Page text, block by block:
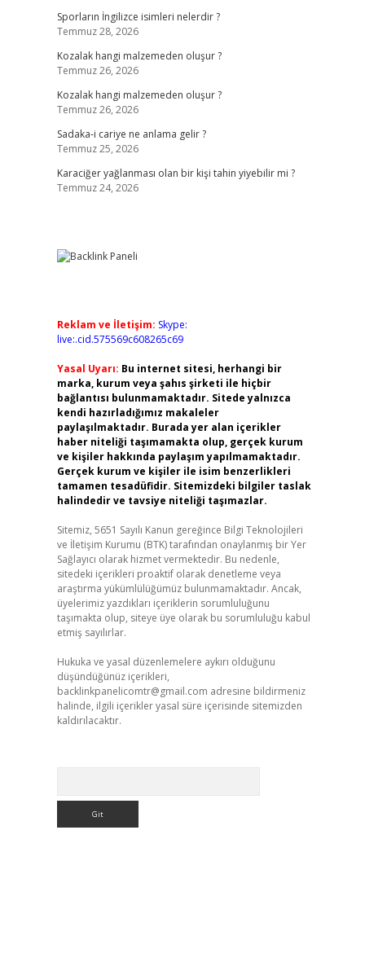
Sporların İngilizce isimleri nelerdir ?
Temmuz 28, 2026
Kozalak hangi malzemeden oluşur ?
Temmuz 26, 2026
Kozalak hangi malzemeden oluşur ?
Temmuz 26, 2026
Sadaka-i cariye ne anlama gelir ?
Temmuz 25, 2026
Karaciğer yağlanması olan bir kişi tahin yiyebilir mi ?
Temmuz 24, 2026
Reklam ve İletişim: Skype:
live:.cid.575569c608265c69
Yasal Uyarı: Bu internet sitesi, herhangi bir
marka, kurum veya şahıs şirketi ile hiçbir
bağlantısı bulunmamaktadır. Sitede yalnızca
kendi hazırladığımız makaleler
paylaşılmaktadır. Burada yer alan içerikler
haber niteliği taşımamakta olup, gerçek kurum
ve kişiler hakkında paylaşım yapılmamaktadır.
Gerçek kurum ve kişiler ile isim benzerlikleri
tamamen tesadüfidir. Sitemizdeki bilgiler taslak
halindedir ve tavsiye niteliği taşımazlar.
Sitemiz, 5651 Sayılı Kanun gereğince Bilgi Teknolojileri
ve İletişim Kurumu (BTK) tarafından onaylanmış bir Yer
Sağlayıcı olarak hizmet vermektedir. Bu nedenle,
sitedeki içerikleri proaktif olarak denetleme veya
araştırma yükümlülüğümüz bulunmamaktadır. Ancak,
üyelerimiz yazdıkları içeriklerin sorumluluğunu
taşımakta olup, siteye üye olarak bu sorumluluğu kabul
etmiş sayılırlar.
Hukuka ve yasal düzenlemelere aykırı olduğunu
düşündüğünüz içerikleri,
backlinkpanelicomtr@gmail.com adresine bildirmeniz
halinde, ilgili içerikler yasal süre içerisinde sitemizden
kaldırılacaktır.